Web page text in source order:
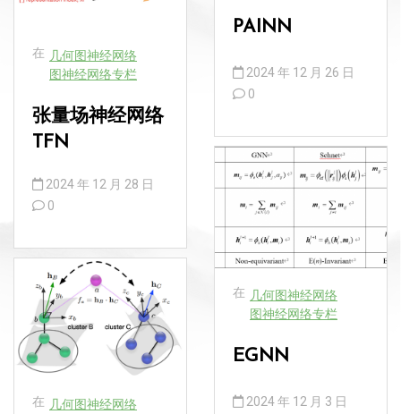
在 几何图神经网络
图神经网络专栏
张量场神经网络
TFN
2024 年 12 月 28 日
0
在 几何图神经网络
PAINN
2024 年 12 月 26 日
0
在 几何图神经网络
图神经网络专栏
EGNN
2024 年 12 月 3 日